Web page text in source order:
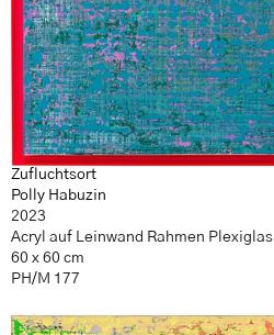
Zufluchtsort
Polly Habuzin
2023
Acryl auf Leinwand Rahmen Plexiglas
60 x 60 cm
PH/M 177